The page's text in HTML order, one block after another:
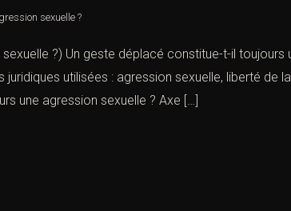
sexuelle ?
?) Un geste déplacé constitue-t-il toujours
utilisées : agression sexuelle, liberté de
une agression sexuelle ? Axe […]